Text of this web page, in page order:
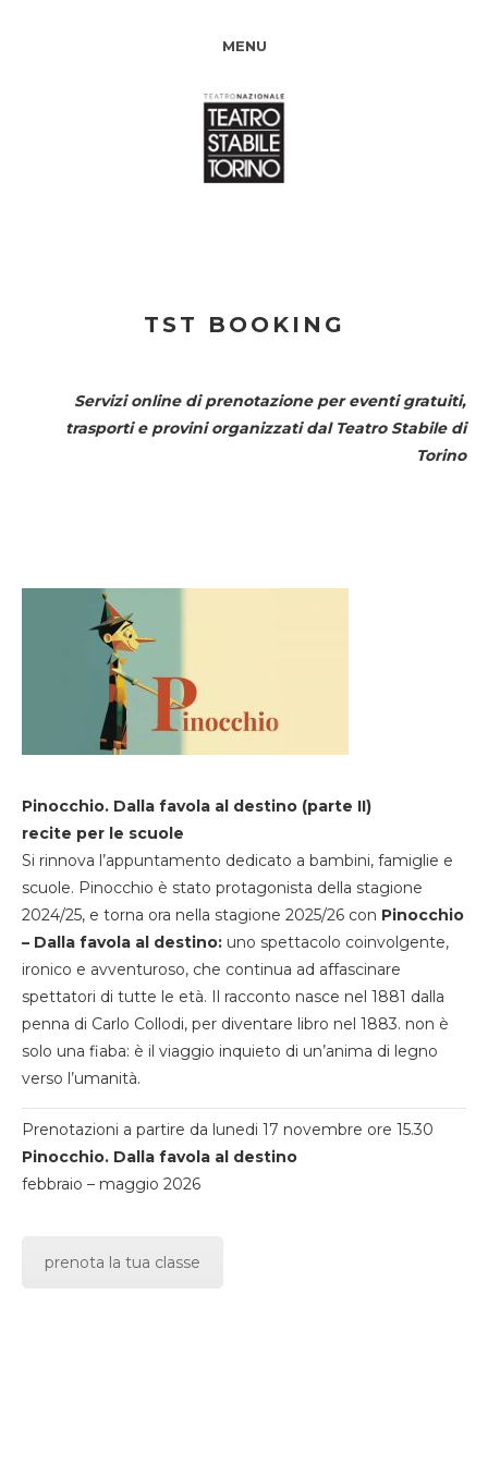
MENU
TST BOOKING
Servizi online di prenotazione per eventi gratuiti,
trasporti e provini organizzati dal Teatro Stabile di
Torino
Pinocchio. Dalla favola al destino (parte II)
recite per le scuole
Si rinnova l’appuntamento dedicato a bambini, famiglie e
scuole. Pinocchio è stato protagonista della stagione
2024/25, e torna ora nella stagione 2025/26 con Pinocchio
– Dalla favola al destino: uno spettacolo coinvolgente,
ironico e avventuroso, che continua ad affascinare
spettatori di tutte le età. Il racconto nasce nel 1881 dalla
penna di Carlo Collodi, per diventare libro nel 1883. non è
solo una fiaba: è il viaggio inquieto di un’anima di legno
verso l’umanità.
Prenotazioni a partire da lunedi 17 novembre ore 15.30
Pinocchio. Dalla favola al destino
febbraio – maggio 2026
prenota la tua classe